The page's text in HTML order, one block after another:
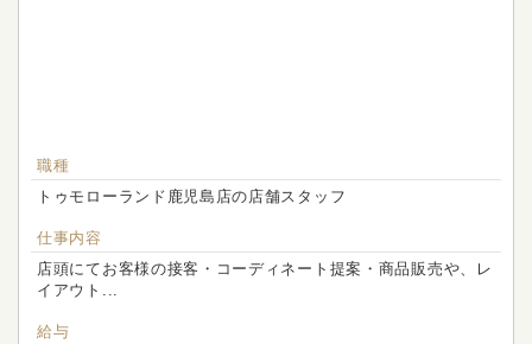
職種
トゥモローランド鹿児島店の店舗スタッフ
仕事内容
店頭にてお客様の接客・コーディネート提案・商品販売や、レ
イアウト...
給与